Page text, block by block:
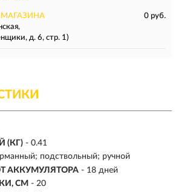
0 руб.
д. 6, стр. 1)
(КГ) - 0.41
подствольный; ручной
АККУМУЛЯТОРА - 18 дней
СМ - 20